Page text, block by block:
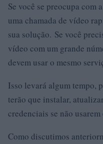
Se você se preocupa com
uma chamada de vídeo
sua solução. Se você
vídeo com um grande
devem usar o mesmo
Isso levará algum tempo,
terão que instalar,
credenciais se não
Como discutimos